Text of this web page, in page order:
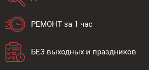
РЕМОНТ за 1 час
БЕЗ выходных и праздников